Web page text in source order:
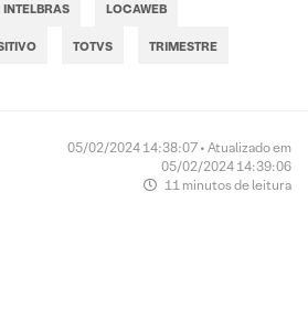
INTELBRAS LOCAWEB
TOTVS TRIMESTRE
05/02/2024 14:38:07 • Atualizado em
05/02/2024 14:39:06
11 minutos de leitura